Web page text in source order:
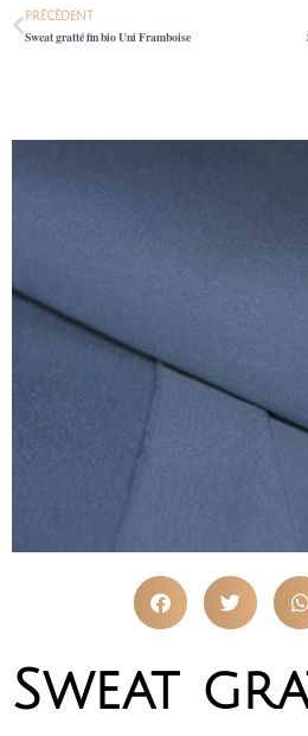
PRÉCÉDENT
Sweat gratté fin bio Uni Framboise
Sweat